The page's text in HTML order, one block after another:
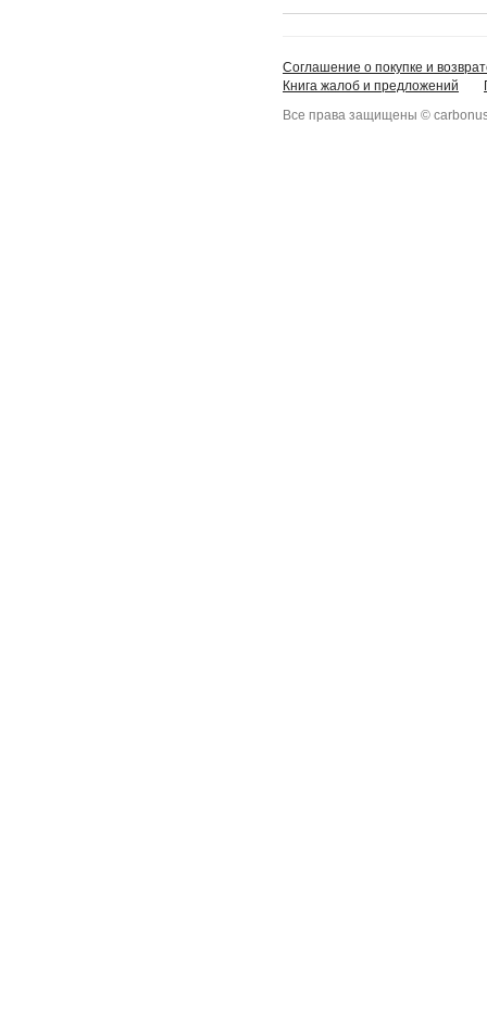
Соглашение о покупке и
Книга жалоб и предложений
Все права защищены ©